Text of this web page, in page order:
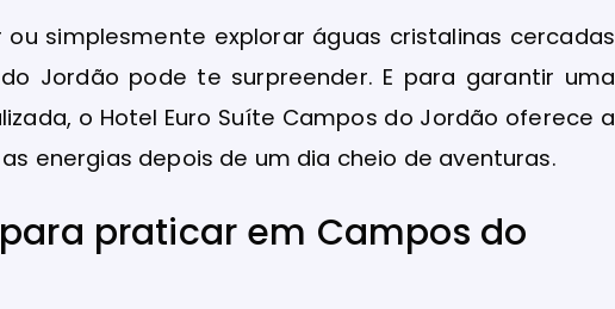
simplesmente explorar águas cristalinas cercadas
Jordão pode te surpreender. E para garantir uma
o Hotel Euro Suíte Campos do Jordão oferece a
energias depois de um dia cheio de aventuras.
praticar em Campos do